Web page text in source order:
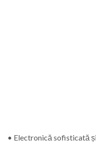
• Electronică sofisticată